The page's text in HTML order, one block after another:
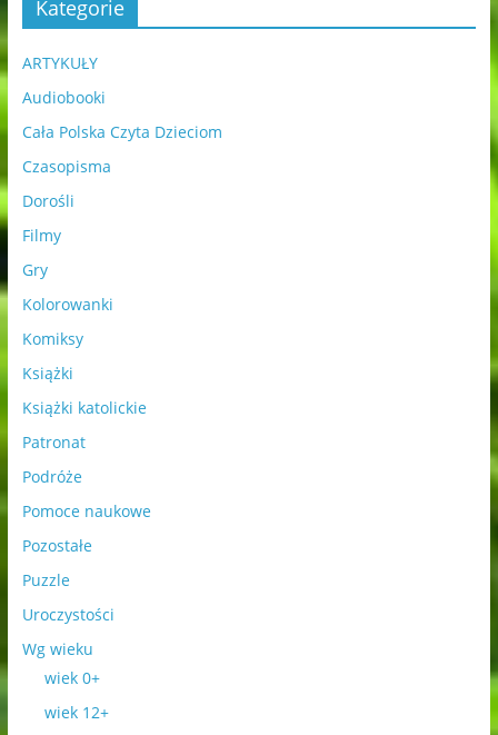
Kategorie
ARTYKUŁY
Audiobooki
Cała Polska Czyta Dzieciom
Czasopisma
Dorośli
Filmy
Gry
Kolorowanki
Komiksy
Książki
Książki katolickie
Patronat
Podróże
Pomoce naukowe
Pozostałe
Puzzle
Uroczystości
Wg wieku
wiek 0+
wiek 12+